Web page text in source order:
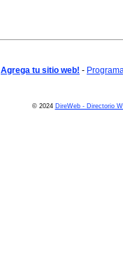
Agrega tu sitio web! -
© 2024 DireWeb - Directorio